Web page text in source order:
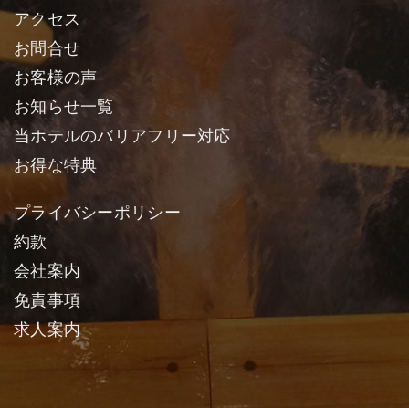
アクセス
お問合せ
お客様の声
お知らせ一覧
当ホテルのバリアフリー対応
お得な特典
プライバシーポリシー
約款
会社案内
免責事項
求人案内